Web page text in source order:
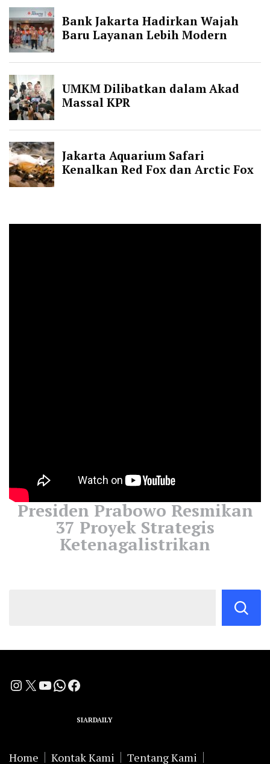
Presiden Prabowo Resmikan
37 Proyek Strategis
Ketenagalistrikan
Instagram
X YouTube
WhatsApp
Facebook
SIARDAILY
Home Kontak Kami Tentang Kami